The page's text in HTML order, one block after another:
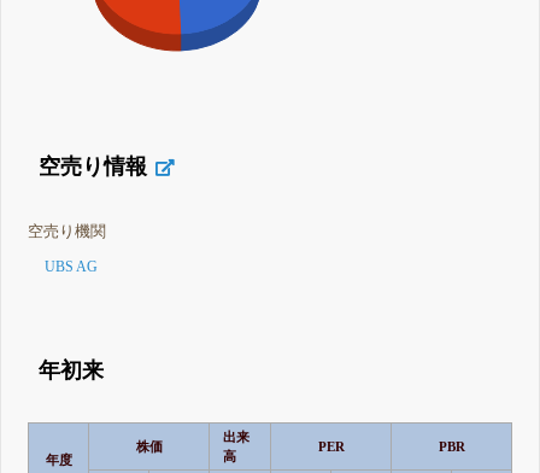
空売り情報
空売り機関
UBS AG
年初来
年度
株価
出来
高
PER PBR